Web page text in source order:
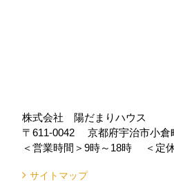
株式会社 陽だまりハウス
〒611-0042
京都府宇治市小
＜営業時間＞9時～18時
＜定
サイトマップ